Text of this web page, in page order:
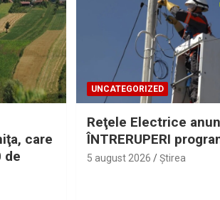
care
de
UNCATEGORIZED
Reţele Electrice
ÎNTRERUPERI
5 august 2026 Ştirea